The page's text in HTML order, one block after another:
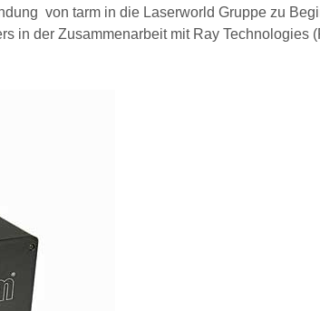
von tarm in die Laserworld Gruppe zu
in der Zusammenarbeit mit Ray Technologies